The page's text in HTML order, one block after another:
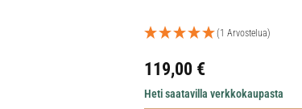
(1 Arvostelua)
119,00 €
Heti saatavilla verkkokaupasta